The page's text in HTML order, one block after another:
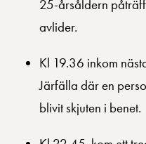
25-årsåldern
avlider.
Kl 19.36 inkom
Järfälla där en
blivit skjuten i benet.